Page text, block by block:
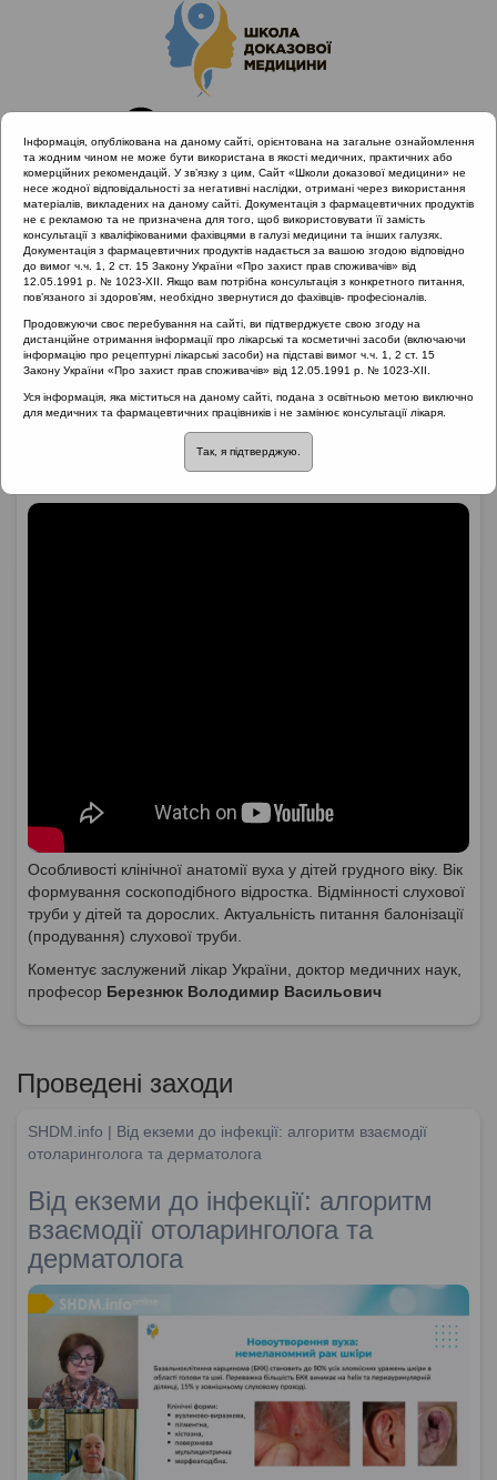
Головна
Матеріали за МКХ-11
10 Хвороби вуха та соскоподібного відростка
Особливості клінічної анатомії вуха у дітей грудного віку
Особливості клінічної
анатомії вуха у дітей
грудного віку
Особливості клінічної анатомії вуха у дітей грудного віку. Вік
формування соскоподібного відростка. Відмінності слухової
труби у дітей та дорослих. Актуальність питання балонізації
(продування) слухової труби.
Коментує заслужений лікар України, доктор медичних наук,
професор Березнюк Володимир Васильович
Проведені заходи
SHDM.info | Від екземи до інфекції: алгоритм взаємодії
отоларинголога та дерматолога
Від екземи до інфекції: алгоритм
взаємодії отоларинголога та
дерматолога
Інформація, опублікована на даному сайті, орієнтована на загальне ознайомлення
та жодним чином не може бути використана в якості медичних, практичних або
комерційних рекомендацій. У зв’язку з цим, Сайт «Школи доказової медицини» не
несе жодної відповідальності за негативні наслідки, отримані через використання
матеріалів, викладених на даному сайті. Документація з фармацевтичних продуктів
не є рекламою та не призначена для того, щоб використовувати її замість
консультації з кваліфікованими фахівцями в галузі медицини та інших галузях.
Документація з фармацевтичних продуктів надається за вашою згодою відповідно
до вимог ч.ч. 1, 2 ст. 15 Закону України «Про захист прав споживачів» від
12.05.1991 р. № 1023-XII. Якщо вам потрібна консультація з конкретного питання,
пов’язаного зі здоров’ям, необхідно звернутися до фахівців- професіоналів.
Продовжуючи своє перебування на сайті, ви підтверджуєте свою згоду на
дистанційне отримання інформації про лікарські та косметичні засоби (включаючи
інформацію про рецептурні лікарські засоби) на підставі вимог ч.ч. 1, 2 ст. 15
Закону України «Про захист прав споживачів» від 12.05.1991 р. № 1023-XII.
Уся інформація, яка міститься на даному сайті, подана з освітньою метою виключно
для медичних та фармацевтичних працівників і не замінює консультації лікаря.
Так, я підтверджую.